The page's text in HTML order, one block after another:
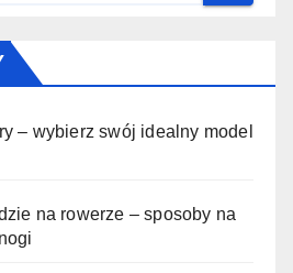
– wybierz swój idealny model
na rowerze – sposoby na